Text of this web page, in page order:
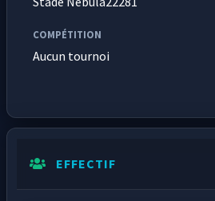
COMPÉTITION
Aucun tournoi
EFFECTIF